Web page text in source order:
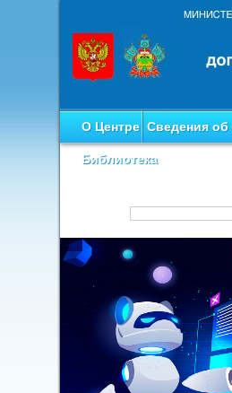
О Центре Сведения об
Библиотека